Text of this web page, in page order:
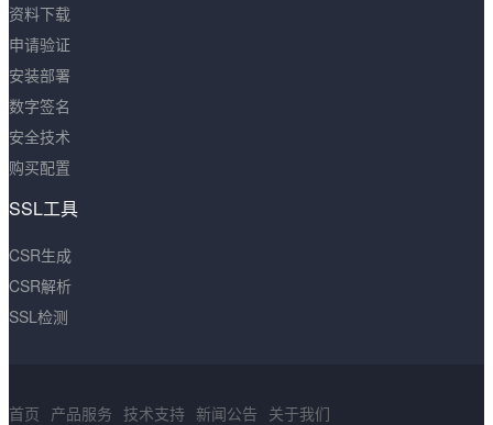
资料下载
申请验证
安装部署
数字签名
安全技术
购买配置
SSL工具
CSR生成
CSR解析
SSL检测
首页 产品服务 技术支持 新闻公告 关于我们